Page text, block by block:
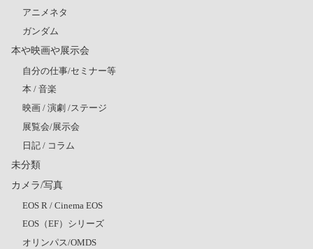
アニメネタ
ガンダム
本や映画や展示会
自分の仕事/セミナー等
本 / 音楽
映画 / 演劇 /ステージ
展覧会/展示会
日記 / コラム
未分類
カメラ/写真
EOS R / Cinema EOS
EOS（EF）シリーズ
オリンパス/OMDS